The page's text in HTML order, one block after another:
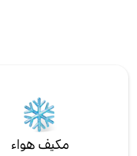
مكيف هواء